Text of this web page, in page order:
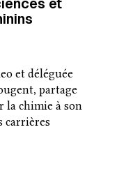
et déléguée
partage
la chimie à son
carrières